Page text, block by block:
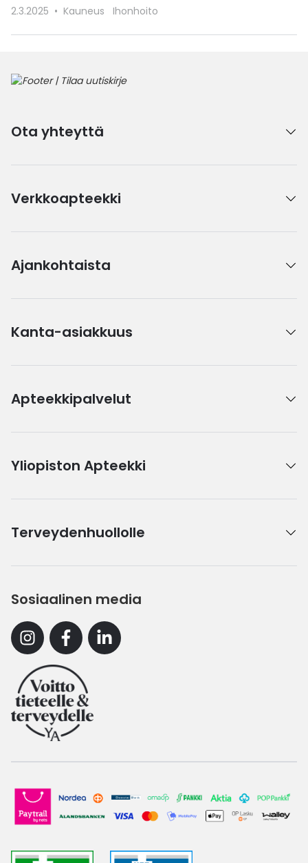
2.3.2025
Kauneus Ihonhoito
Ota yhteyttä
Verkkoapteekki
Ajankohtaista
Kanta-asiakkuus
Apteekkipalvelut
Yliopiston Apteekki
Terveydenhuollolle
Sosiaalinen media
InstagramFacebookLinkedin